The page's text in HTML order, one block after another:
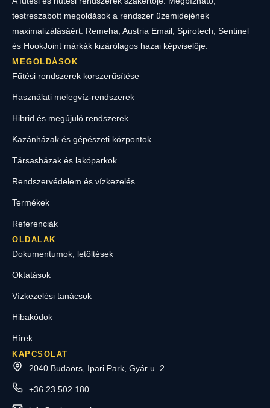
testreszabott megoldások a rendszer üzemidejének
maximalizálásáért. Remeha, Austria Email, Spirotech, Sentinel
és HookJoint márkák kizárólagos hazai képviselője.
MEGOLDÁSOK
Fűtési rendszerek korszerűsítése
Használati melegvíz-rendszerek
Hibrid és megújuló rendszerek
Kazánházak és gépészeti központok
Társasházak és lakóparkok
Rendszervédelem és vízkezelés
Termékek
Referenciák
OLDALAK
Dokumentumok, letöltések
Oktatások
Vízkezelési tanácsok
Hibakódok
Hírek
KAPCSOLAT
2040 Budaörs, Ipari Park, Gyár u. 2.
+36 23 502 180